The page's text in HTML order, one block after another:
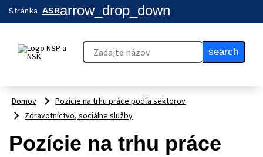
Stránka ASRarrow_drop_down
search
Domov
Pozície na trhu práce podľa sektorov
Zdravotníctvo, sociálne služby
Pozície na trhu práce